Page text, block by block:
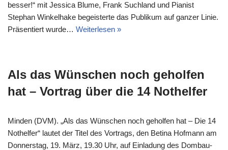
besser!“ mit Jessica Blume, Frank Suchland und Pianist
Stephan Winkelhake begeisterte das Publikum auf ganzer Linie.
Präsentiert wurde… Weiterlesen »
Als das Wünschen noch geholfen
hat – Vortrag über die 14 Nothelfer
Minden (DVM). „Als das Wünschen noch geholfen hat – Die 14
Nothelfer“ lautet der Titel des Vortrags, den Betina Hofmann am
Donnerstag, 19. März, 19.30 Uhr, auf Einladung des Dombau-